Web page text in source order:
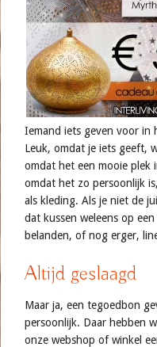
Iemand iets geven voor in
Leuk, omdat je iets geeft,
omdat het een mooie plek
omdat het zo persoonlijk
als kleding. Als je niet de
dat kussen weleens op
belanden, of nog erger,
Altijd geslaagd
Maar ja, een tegoedbon
persoonlijk. Daar hebben
onze webshop of winkel